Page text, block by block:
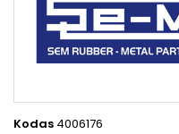
Kodas 4006176